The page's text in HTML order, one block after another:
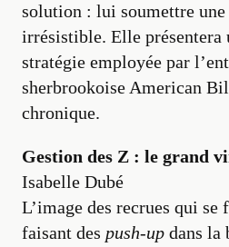
solution : lui soumettre
irrésistible. Elle présentera
stratégie employée par
sherbrookoise American
chronique.
Gestion des Z : le grand
Isabelle Dubé
L’image des recrues qui se
faisant des push-up dans la